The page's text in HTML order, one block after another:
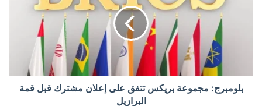
بلومبرج: مجموعة بريكس تتفق على إعلان مشترك قبل قمة
البرازيل